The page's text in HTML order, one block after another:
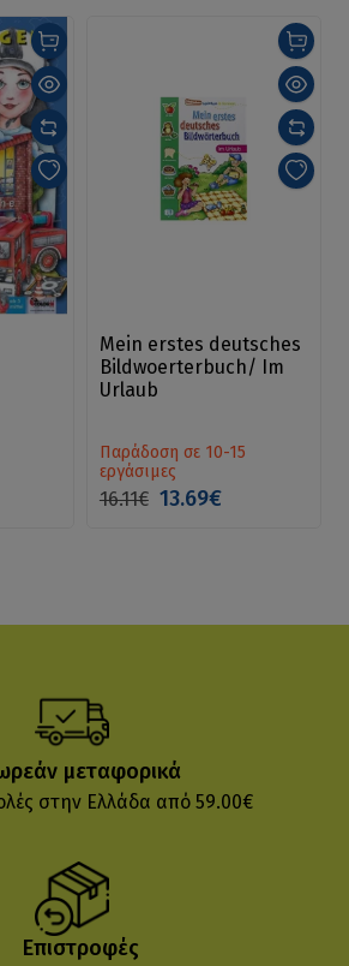
Mein erstes deutsches
Bildwoerterbuch/ Im
Urlaub
Παράδοση σε 10-15
εργάσιμες
16.11€ 13.69€
μεταφορικά
στην Ελλάδα από 59.00€
Επιστροφές